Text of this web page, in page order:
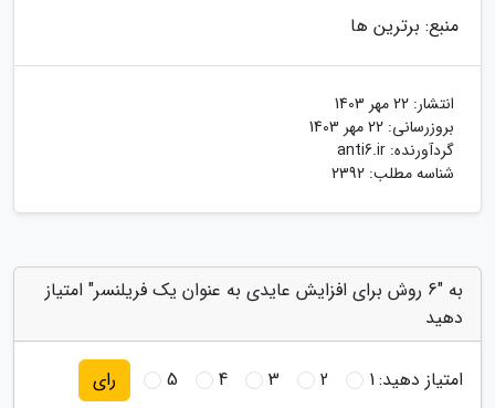
منبع: برترین ها
انتشار: 22 مهر 1403
بروزرسانی: 22 مهر 1403
گردآورنده: anti6.ir
شناسه مطلب: 2392
به "6 روش برای افزایش عایدی به عنوان یک فریلنسر" امتیاز
دهید
امتیاز دهید:1
2
3
4
5 رای